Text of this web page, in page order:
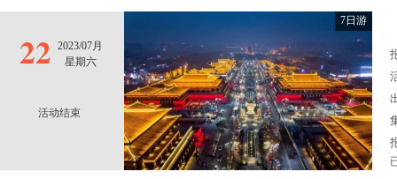
22 2023/07月
星期六
活动结束
7日游